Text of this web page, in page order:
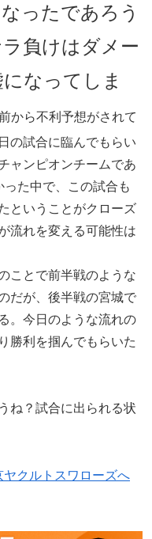
ったであろう
負けはダメー
なってしま
から不利予想がされて
の試合に臨んでもらい
ャンピオンチームであ
た中で、この試合も
ということがクローズ
流れを変える可能性は
ことで前半戦のような
だが、後半戦の宮城で
。今日のような流れの
勝利を掴んでもらいた
ね？試合に出られる状